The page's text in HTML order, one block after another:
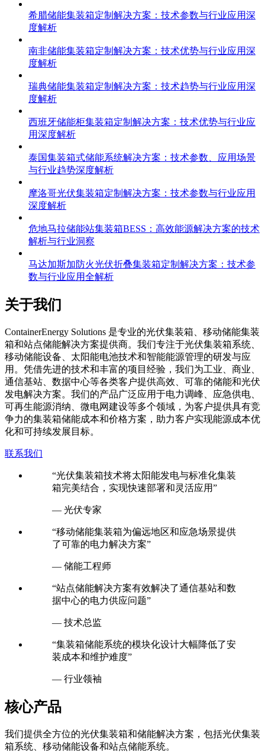
希腊储能集装箱定制解决方案：技术参数与行业应用深
度解析
南非储能集装箱定制解决方案：技术优势与行业应用深
度解析
瑞典储能集装箱定制解决方案：技术趋势与行业应用深
度解析
西班牙储能柜集装箱定制解决方案：技术优势与行业应
用深度解析
泰国集装箱式储能系统解决方案：技术参数、应用场景
与行业趋势深度解析
摩洛哥光伏集装箱定制解决方案：技术参数与行业应用
深度解析
危地马拉储能站集装箱BESS：高效能源解决方案的技术
解析与行业洞察
马达加斯加防火光伏折叠集装箱定制解决方案：技术参
数与行业应用全解析
关于我们
ContainerEnergy Solutions 是专业的光伏集装箱、移动储能集装
箱和站点储能解决方案提供商。我们专注于光伏集装箱系统、
移动储能设备、太阳能电池技术和智能能源管理的研发与应
用。凭借先进的技术和丰富的项目经验，我们为工业、商业、
通信基站、数据中心等各类客户提供高效、可靠的储能和光伏
发电解决方案。我们的产品广泛应用于电力调峰、应急供电、
可再生能源消纳、微电网建设等多个领域，为客户提供具有竞
争力的集装箱储能成本和价格方案，助力客户实现能源成本优
化和可持续发展目标。
联系我们
“光伏集装箱技术将太阳能发电与标准化集装
箱完美结合，实现快速部署和灵活应用”
— 光伏专家
“移动储能集装箱为偏远地区和应急场景提供
了可靠的电力解决方案”
— 储能工程师
“站点储能解决方案有效解决了通信基站和数
据中心的电力供应问题”
— 技术总监
“集装箱储能系统的模块化设计大幅降低了安
装成本和维护难度”
— 行业领袖
核心产品
我们提供全方位的光伏集装箱和储能解决方案，包括光伏集装
箱系统、移动储能设备和站点储能系统。